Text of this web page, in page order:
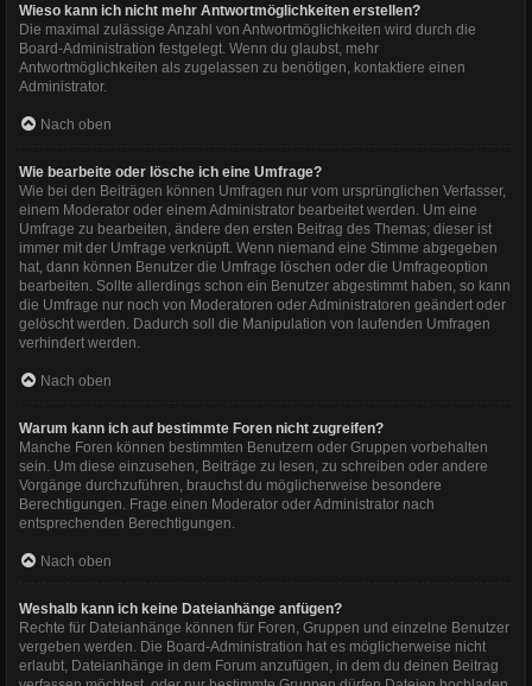
Wieso kann ich nicht mehr Antwortmöglichkeiten erstellen?
Die maximal zulässige Anzahl von Antwortmöglichkeiten wird durch die
Board-Administration festgelegt. Wenn du glaubst, mehr
Antwortmöglichkeiten als zugelassen zu benötigen, kontaktiere einen
Administrator.
Nach oben
Wie bearbeite oder lösche ich eine Umfrage?
Wie bei den Beiträgen können Umfragen nur vom ursprünglichen Verfasser,
einem Moderator oder einem Administrator bearbeitet werden. Um eine
Umfrage zu bearbeiten, ändere den ersten Beitrag des Themas; dieser ist
immer mit der Umfrage verknüpft. Wenn niemand eine Stimme abgegeben
hat, dann können Benutzer die Umfrage löschen oder die Umfrageoption
bearbeiten. Sollte allerdings schon ein Benutzer abgestimmt haben, so kann
die Umfrage nur noch von Moderatoren oder Administratoren geändert oder
gelöscht werden. Dadurch soll die Manipulation von laufenden Umfragen
verhindert werden.
Nach oben
Warum kann ich auf bestimmte Foren nicht zugreifen?
Manche Foren können bestimmten Benutzern oder Gruppen vorbehalten
sein. Um diese einzusehen, Beiträge zu lesen, zu schreiben oder andere
Vorgänge durchzuführen, brauchst du möglicherweise besondere
Berechtigungen. Frage einen Moderator oder Administrator nach
entsprechenden Berechtigungen.
Nach oben
Weshalb kann ich keine Dateianhänge anfügen?
Rechte für Dateianhänge können für Foren, Gruppen und einzelne Benutzer
vergeben werden. Die Board-Administration hat es möglicherweise nicht
erlaubt, Dateianhänge in dem Forum anzufügen, in dem du deinen Beitrag